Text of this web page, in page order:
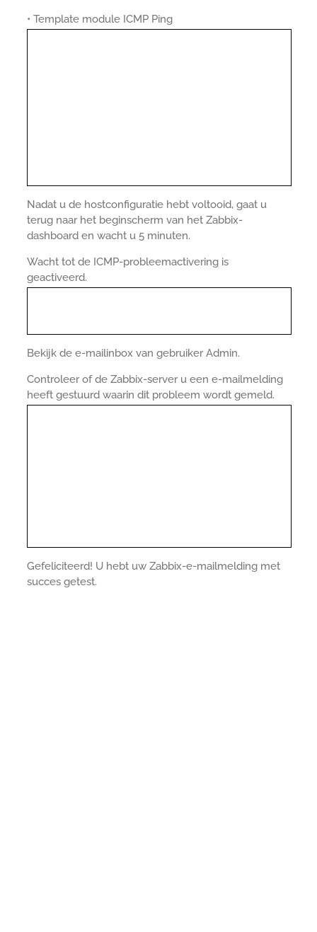
• Template module ICMP Ping
Nadat u de hostconfiguratie hebt voltooid, gaat u
terug naar het beginscherm van het Zabbix-
dashboard en wacht u 5 minuten.
Wacht tot de ICMP-probleemactivering is
geactiveerd.
Bekijk de e-mailinbox van gebruiker Admin.
Controleer of de Zabbix-server u een e-mailmelding
heeft gestuurd waarin dit probleem wordt gemeld.
Gefeliciteerd! U hebt uw Zabbix-e-mailmelding met
succes getest.